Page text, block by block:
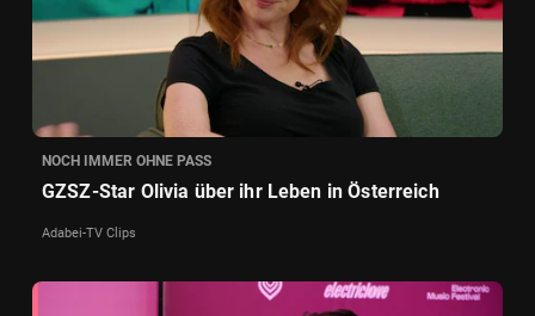
NOCH IMMER OHNE PASS
GZSZ-Star Olivia über ihr Leben in Österreich
Adabei-TV Clips